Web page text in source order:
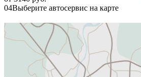
04Выберите автосервис на карте